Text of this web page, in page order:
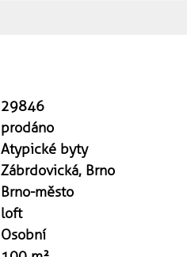
29846
prodáno
Atypické byty
Zábrdovická, Brno
Brno-město
loft
Osobní